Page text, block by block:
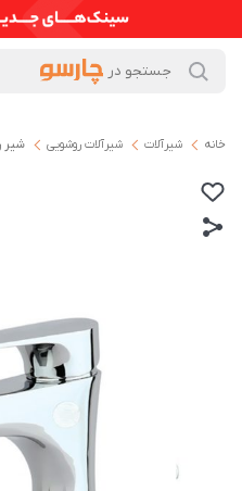
خانه شیرآلات شیرآلات روشویی شیر